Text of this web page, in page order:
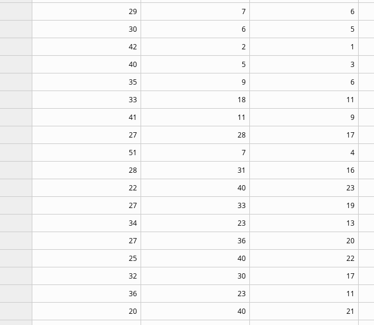
29 7 6
30 6 5
42 2 1
40 5 3
35 9 6
33 18 11
41 11 9
27 28 17
51 7 4
28 31 16
22 40 23
27 33 19
34 23 13
27 36 20
25 40 22
32 30 17
36 23 11
20 40 21